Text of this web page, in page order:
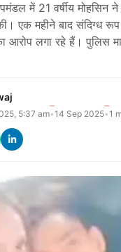
में 21 वर्षीय मोहसिन ने
एक महीने बाद संदिग्ध
आरोप लगा रहे हैं। पुलिस
5:37 am•14 Sep 2025•1